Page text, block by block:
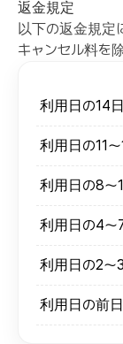
返金規定
以下の返金規定
キャンセル料を
利用日の14
利用日の11
利用日の8～
利用日の4～
利用日の2～
利用日の前